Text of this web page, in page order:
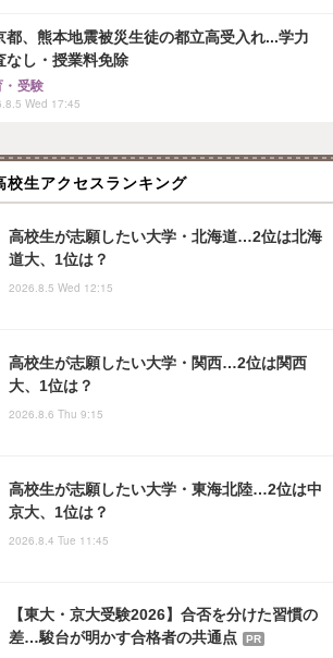
都、熊本地震被災生徒の都立高受入れ...学力
なし・授業料免除
・受験
Wed 17:45
校生アクセスランキング
高校生が志願したい大学・北海道…2位は北海
道大、1位は？
2026.8.5 Wed 12:15
高校生が志願したい大学・関西…2位は関西
大、1位は？
2026.8.6 Thu 9:15
高校生が志願したい大学・東海北陸…2位は中
京大、1位は？
2026.8.4 Tue 11:45
【東大・京大受験2026】合否を分けた習慣の
差…駿台が明かす合格者の共通点
PR